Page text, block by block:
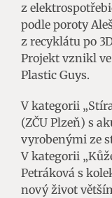
z
podle poroty
z recyklátu po
Projekt vznikl
Plastic Guys.
V kategorii
(ZČU Plzeň) s
vyrobenými ze
V kategorii
Petráková s
nový život